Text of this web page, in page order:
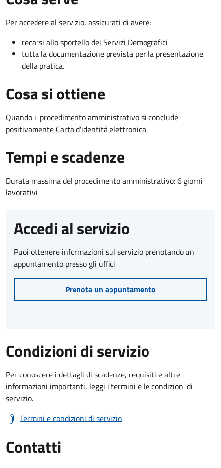
Per accedere al servizio, assicurati di avere:
recarsi allo sportello dei Servizi Demografici
tutta la documentazione prevista per la presentazione
della pratica.
Cosa si ottiene
Quando il procedimento amministrativo si conclude
positivamente Carta d'identità elettronica
Tempi e scadenze
Durata massima del procedimento amministrativo: 6 giorni
lavorativi
Accedi al servizio
Puoi ottenere informazioni sul servizio prenotando un
appuntamento presso gli uffici
Prenota un appuntamento
Condizioni di servizio
Per conoscere i dettagli di scadenze, requisiti e altre
informazioni importanti, leggi i termini e le condizioni di
servizio.
Termini e condizioni di servizio
Contatti